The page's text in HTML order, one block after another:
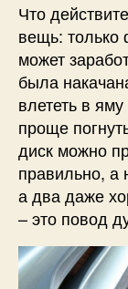
Что
вещь: только
может
была
влететь в
проще
диск можно
правильно, а
а два даже
– это повод